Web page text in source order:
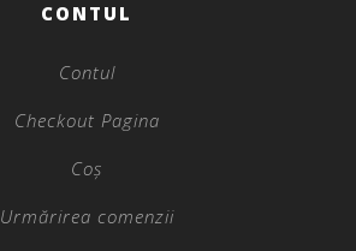
CONTUL
Contul
Checkout Pagina
Coș
Urmărirea comenzii